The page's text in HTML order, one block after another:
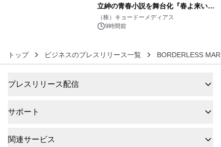
立紳の青春小説を舞台化『春よ来い、
マジで来い』キービジュアル解禁！
（株）キョードーメディアス
9時間前
トップ ビジネスのプレスリリース一覧 BORDERLESS
プレスリリース配信
サポート
関連サービス